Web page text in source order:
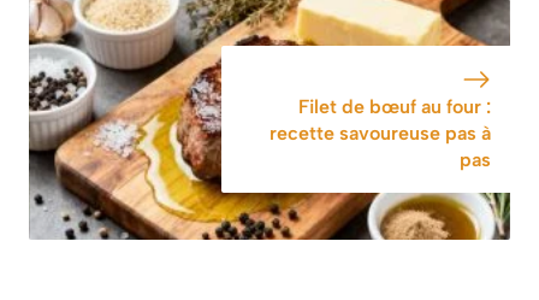
Filet de bœuf au four :
recette savoureuse pas à
pas